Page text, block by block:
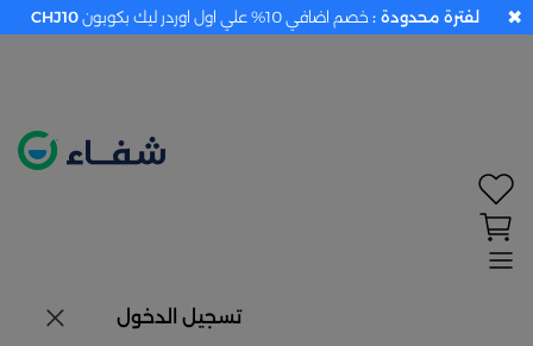
تسجيل الدخول
لفترة محدودة : خصم اضافي 10% علي اول اوردر ليك بكوبون CHJ10 ✖